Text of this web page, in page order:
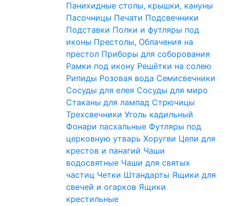
Панихидные столы, крышки, кануны
Пасочницы Печати Подсвечники
Подставки Полки и футляры под
иконы Престолы, Облачения на
престол Приборы для соборования
Рамки под икону Решётки на солею
Рипиды Розовая вода Семисвечники
Сосуды для елея Сосуды для миро
Стаканы для лампад Стрючицы
Трехсвечники Уголь кадильный
Фонари пасхальные Футляры под
церковную утварь Хоругви Цепи для
крестов и панагий Чаши
водосвятные Чаши для святых
частиц Четки Штандарты Ящики для
свечей и огарков Ящики
крестильные